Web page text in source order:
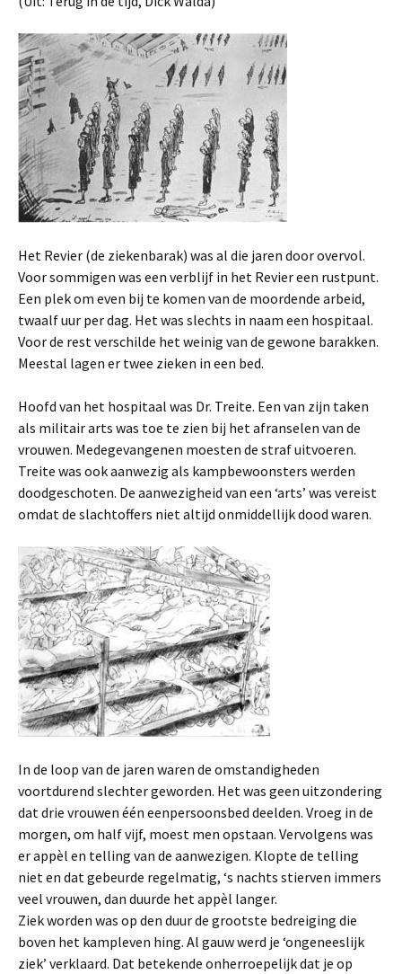
Het Revier (de ziekenbarak) was al die jaren door overvol.
Voor sommigen was een verblijf in het Revier een rustpunt.
Een plek om even bij te komen van de moordende arbeid,
twaalf uur per dag. Het was slechts in naam een hospitaal.
Voor de rest verschilde het weinig van de gewone barakken.
Meestal lagen er twee zieken in een bed.
Hoofd van het hospitaal was Dr. Treite. Een van zijn taken
als militair arts was toe te zien bij het afranselen van de
vrouwen. Medegevangenen moesten de straf uitvoeren.
Treite was ook aanwezig als kampbewoonsters werden
doodgeschoten. De aanwezigheid van een ‘arts’ was vereist
omdat de slachtoffers niet altijd onmiddellijk dood waren.
In de loop van de jaren waren de omstandigheden
voortdurend slechter geworden. Het was geen uitzondering
dat drie vrouwen één eenpersoonsbed deelden. Vroeg in de
morgen, om half vijf, moest men opstaan. Vervolgens was
er appèl en telling van de aanwezigen. Klopte de telling
niet en dat gebeurde regelmatig, ‘s nachts stierven immers
veel vrouwen, dan duurde het appèl langer.
Ziek worden was op den duur de grootste bedreiging die
boven het kampleven hing. Al gauw werd je ‘ongeneeslijk
ziek’ verklaard. Dat betekende onherroepelijk dat je op